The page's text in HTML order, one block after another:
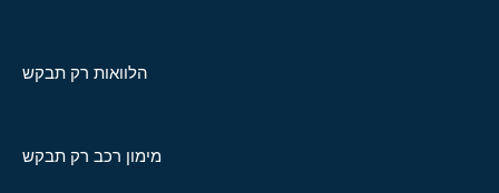
הלוואות רק תבקש
מימון רכב רק תבקש